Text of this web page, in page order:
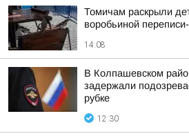
Томичам раскрыли
воробьиной
14:08
В Колпашевском
задержали
рубке
12:30